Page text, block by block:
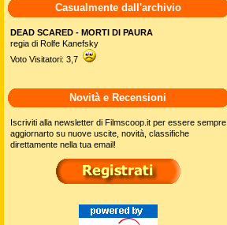
Casualmente dall'archivio
DEAD SCARED - MORTI DI PAURA
regia di Rolfe Kanefsky
Voto Visitatori: 3,7
Novità e Recensioni
Iscriviti alla newsletter di Filmscoop.it per essere sempre
aggiornarto su nuove uscite, novità, classifiche
direttamente nella tua email!